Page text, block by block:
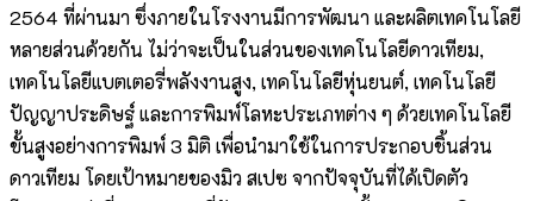
2564 ที่ผ่านมา ซึ่งภายในโรงงานมีการพัฒนา และผลิตเทคโนโลยี
หลายส่วนด้วยกัน ไม่ว่าจะเป็นในส่วนของเทคโนโลยีดาวเทียม,
เทคโนโลยีแบตเตอรี่พลังงานสูง, เทคโนโลยีหุ่นยนต์, เทคโนโลยี
ปัญญาประดิษฐ์ และการพิมพ์โลหะประเภทต่าง ๆ ด้วยเทคโนโลยี
ขั้นสูงอย่างการพิมพ์ 3 มิติ เพื่อนำมาใช้ในการประกอบชิ้นส่วน
ดาวเทียม โดยเป้าหมายของมิว สเปซ จากปัจจุบันที่ได้เปิดตัว